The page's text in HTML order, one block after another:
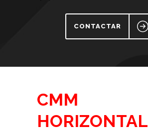
CONTACTAR
CMM
HORIZONTAL